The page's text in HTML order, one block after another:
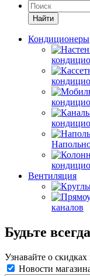
Кондиционеры
Вентиляция
каналов
Будьте
Узнавайте о
Новости